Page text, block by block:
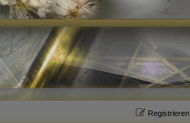
Registrieren